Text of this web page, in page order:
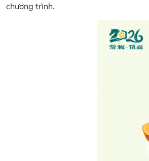
chương trình.